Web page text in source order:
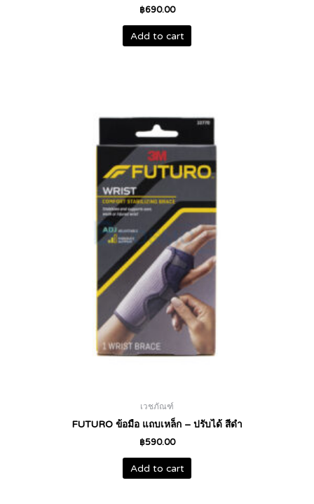
฿690.00
Add to cart
เวชภัณฑ์
FUTURO ข้อมือ แถบเหล็ก – ปรับได้ สีดำ
฿590.00
Add to cart